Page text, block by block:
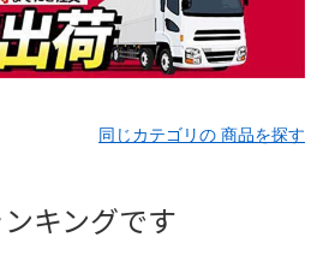
同じカテゴリの 商品を探す
キングです